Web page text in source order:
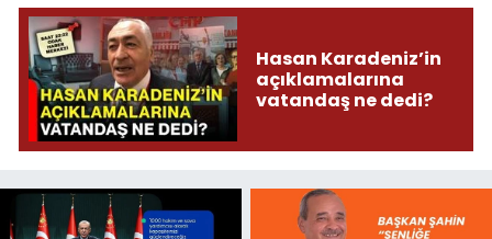
Hasan Karadeniz’in
açıklamalarına
vatandaş ne dedi?